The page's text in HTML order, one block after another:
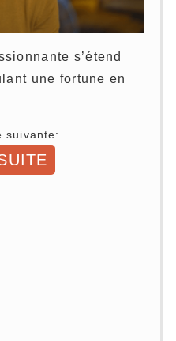
s’étend
une fortune en
suivante: